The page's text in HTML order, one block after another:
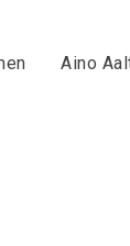
Aino